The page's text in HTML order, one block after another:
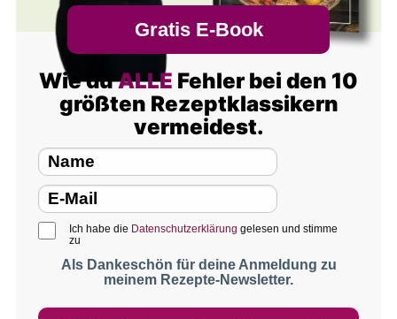
Gratis E-Book
Wie duALLE Fehler bei den 10
größten Rezeptklassikern
vermeidest.
Ich habe die Datenschutzerklärung gelesen und stimme
zu
Als Dankeschön für deine Anmeldung zu
meinem Rezepte-Newsletter.